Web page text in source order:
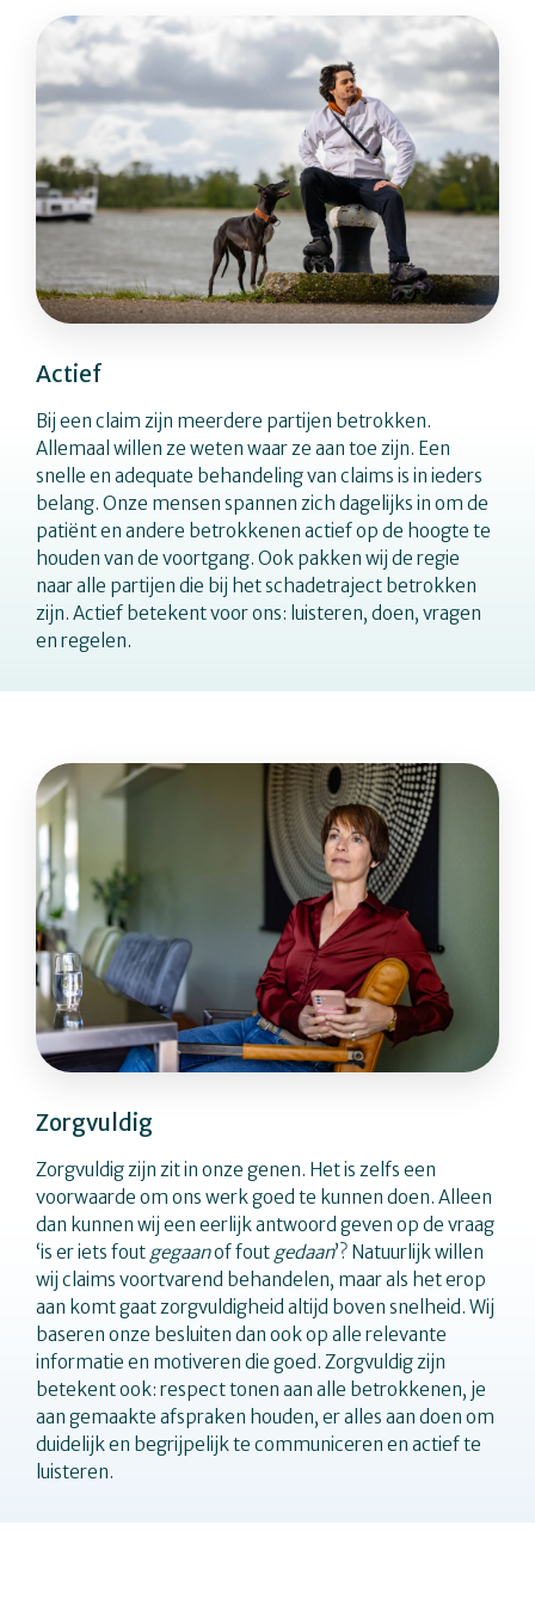
Actief
Bij een claim zijn meerdere partijen betrokken.
Allemaal willen ze weten waar ze aan toe zijn. Een
snelle en adequate behandeling van claims is in ieders
belang. Onze mensen spannen zich dagelijks in om de
patiënt en andere betrokkenen actief op de hoogte te
houden van de voortgang. Ook pakken wij de regie
naar alle partijen die bij het schadetraject betrokken
zijn. Actief betekent voor ons: luisteren, doen, vragen
en regelen.
Zorgvuldig
Zorgvuldig zijn zit in onze genen. Het is zelfs een
voorwaarde om ons werk goed te kunnen doen. Alleen
dan kunnen wij een eerlijk antwoord geven op de vraag
‘is er iets fout gegaanof fout gedaan’? Natuurlijk willen
wij claims voortvarend behandelen, maar als het erop
aan komt gaat zorgvuldigheid altijd boven snelheid. Wij
baseren onze besluiten dan ook op alle relevante
informatie en motiveren die goed. Zorgvuldig zijn
betekent ook: respect tonen aan alle betrokkenen, je
aan gemaakte afspraken houden, er alles aan doen om
duidelijk en begrijpelijk te communiceren en actief te
luisteren.